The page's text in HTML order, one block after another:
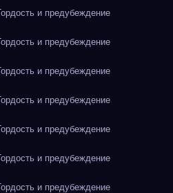
и предубеждение
и предубеждение
и предубеждение
и предубеждение
и предубеждение
и предубеждение
и предубеждение